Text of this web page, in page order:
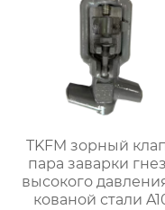
TKFM зорный
пара заварки
высокого
кованой стали